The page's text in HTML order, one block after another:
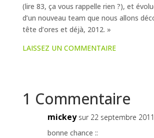
(lire 83, ça vous rappelle rien ?), et
d’un nouveau team que nous allons
tête d’ores et déjà, 2012. »
LAISSEZ UN COMMENTAIRE
1 Commentaire
mickey sur 22 septembre
bonne chance ::